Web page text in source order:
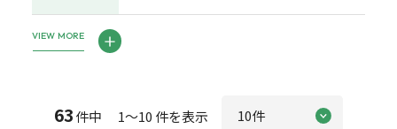
VIEW MORE
63件中 1～10 件を表示